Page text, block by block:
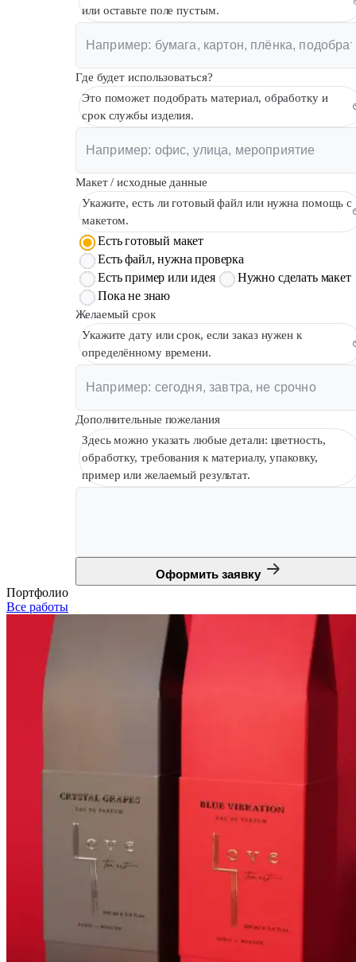
или оставьте поле пустым.
Где будет использоваться?
Это поможет подобрать материал, обработку и
срок службы изделия.
Макет / исходные данные
Укажите, есть ли готовый файл или нужна помощь с
макетом.
Есть готовый макет
Есть файл, нужна проверка
Есть пример или идея
Нужно сделать макет
Пока не знаю
Желаемый срок
Укажите дату или срок, если заказ нужен к
определённому времени.
Дополнительные пожелания
Здесь можно указать любые детали: цветность,
обработку, требования к материалу, упаковку,
пример или желаемый результат.
Оформить заявку
Портфолио
Все работы